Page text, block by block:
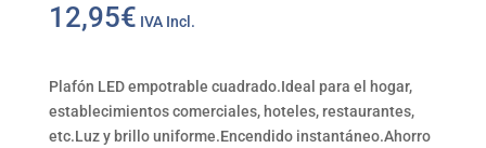
12,95€ IVA Incl.
Plafón LED empotrable cuadrado.Ideal para el hogar,
establecimientos comerciales, hoteles, restaurantes,
etc.Luz y brillo uniforme.Encendido instantáneo.Ahorro